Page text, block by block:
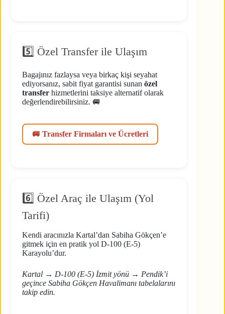
5️⃣ Özel Transfer ile Ulaşım
Bagajınız fazlaysa veya birkaç kişi seyahat
ediyorsanız, sabit fiyat garantisi sunan özel
transfer hizmetlerini taksiye alternatif olarak
değerlendirebilirsiniz. 🚐
🚐 Transfer Firmaları ve Ücretleri
6️⃣ Özel Araç ile Ulaşım (Yol
Tarifi)
Kendi aracınızla Kartal’dan Sabiha Gökçen’e
gitmek için en pratik yol D-100 (E-5)
Karayolu’dur.
Kartal → D-100 (E-5) İzmit yönü → Pendik’i
geçince Sabiha Gökçen Havalimanı tabelalarını
takip edin.